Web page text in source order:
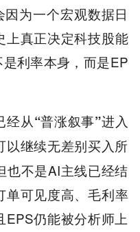
为一个宏观数据日
上真正决定科技股能
利率本身，而是EP
经从“普涨叙事”进入
以继续无差别买入所
也不是AI主线已经结
单可见度高、毛利率
仍能被分析师上